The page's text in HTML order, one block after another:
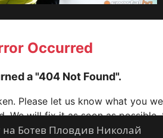
Ботев Пловдив Николай